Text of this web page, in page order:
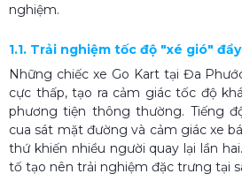
nghiệm.
1.1. Trải nghiệm tốc độ "xé gió"
Những chiếc xe Go Kart tại Đa
cực thấp, tạo ra cảm giác tốc độ
phương tiện thông thường. Tiếng
cua sát mặt đường và cảm giác xe
thứ khiến nhiều người quay lại lần
tố tạo nên trải nghiệm đặc trưng tại